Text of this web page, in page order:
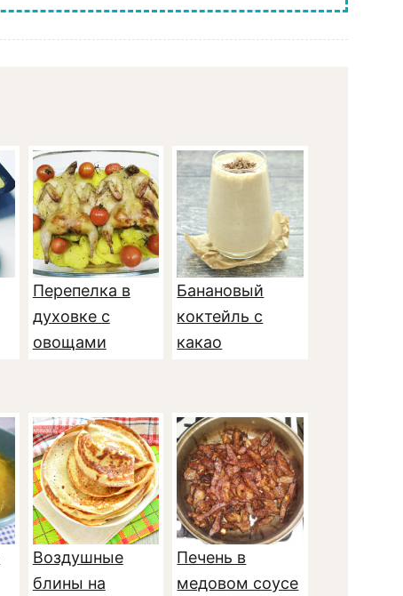
Перепелка в
духовке с
овощами
Банановый
коктейль с
какао
Воздушные
блины на
Печень в
медовом соусе